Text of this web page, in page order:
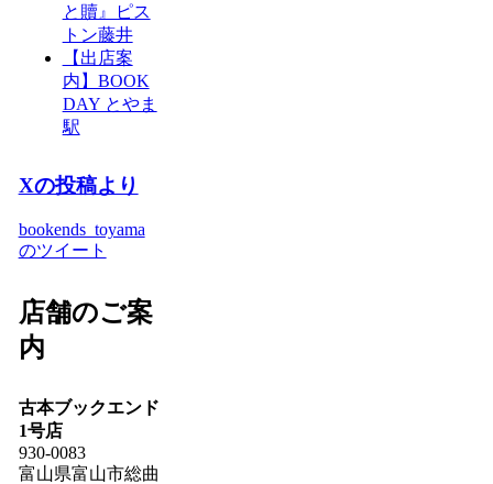
と贖』ピス
トン藤井
【出店案
内】BOOK
DAY とやま
駅
Xの投稿より
bookends_toyama
のツイート
店舗のご案
内
古本ブックエンド
1号店
930-0083
富山県富山市総曲